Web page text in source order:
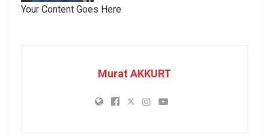
Your Content Goes Here
Murat AKKURT